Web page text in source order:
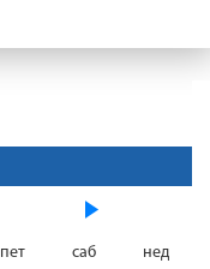
пет саб нед